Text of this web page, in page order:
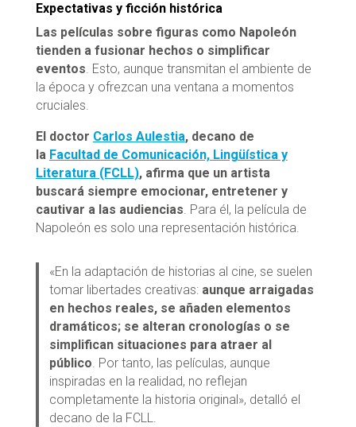
Expectativas y ficción histórica
Las películas sobre figuras como Napoleón
tienden a fusionar hechos o simplificar
eventos. Esto, aunque transmitan el ambiente de
la época y ofrezcan una ventana a momentos
cruciales.
El doctor Carlos Aulestia, decano de
la Facultad de Comunicación, Lingüística y
Literatura (FCLL), afirma que un artista
buscará siempre emocionar, entretener y
cautivar a las audiencias. Para él, la película de
Napoleón es solo una representación histórica.
«En la adaptación de historias al cine, se suelen
tomar libertades creativas: aunque arraigadas
en hechos reales, se añaden elementos
dramáticos; se alteran cronologías o se
simplifican situaciones para atraer al
público. Por tanto, las películas, aunque
inspiradas en la realidad, no reflejan
completamente la historia original», detalló el
decano de la FCLL.